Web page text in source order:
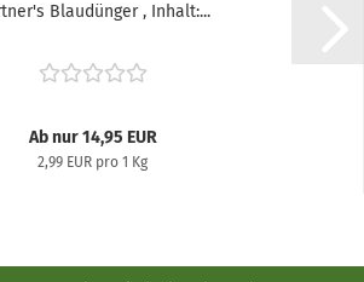
Blaudünger , Inhalt:...
Ab nur 14,95 EUR
2,99 EUR pro 1 Kg